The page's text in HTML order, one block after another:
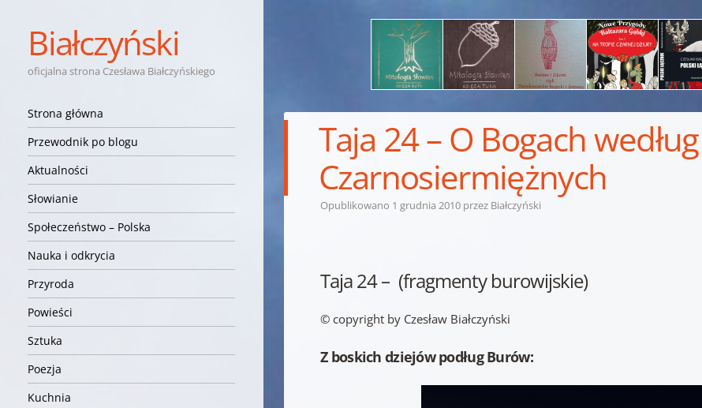
Białczyński
oficjalna strona Czesława Białczyńskiego
Nawigacja
Przejdź do treści
Strona główna
Przewodnik po blogu
Aktualności
Słowianie
Społeczeństwo – Polska
Nauka i odkrycia
Przyroda
Powieści
Sztuka
Poezja
Kuchnia
Taja 24 – O Bogach
Czarnosiermiężnych
Opublikowano 1 grudnia 2010 przez Białczyński
Taja 24 – (fragmenty burowijskie)
© copyright by Czesław Białczyński
Z boskich dziejów podług Burów: